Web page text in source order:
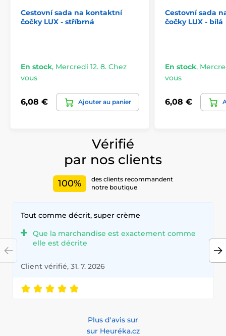
Cestovní sada na kontaktní
čočky LUX - stříbrná
En stock, Mercredi 12. 8. Chez
vous
6,08 € Ajouter au panier
Cestovní sada
čočky LUX - bílá
En stock,
vous
6,08 €
Vérifié
par nos clients
100%
des clients recommandent
notre boutique
Tout comme décrit, super crème
Que la marchandise est exactement comme
elle est décrite
Client vérifié, 31. 7. 2026
Plus d'avis sur
sur Heuréka.cz